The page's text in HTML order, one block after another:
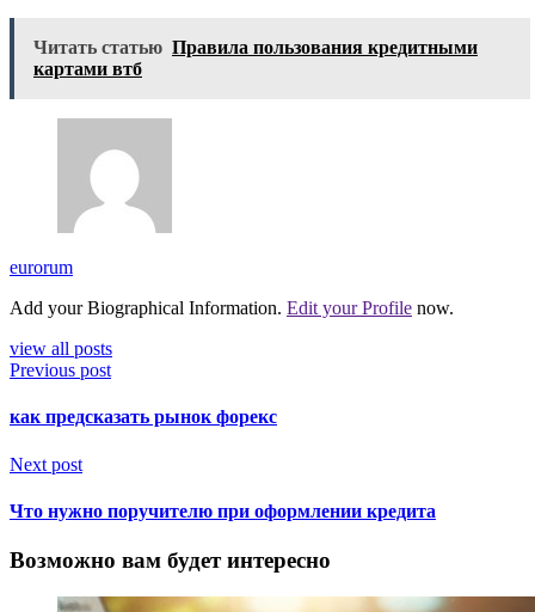
Читать статью Правила пользования кредитными
картами втб
eurorum
Add your Biographical Information. Edit your Profile now.
view all posts
Previous post
как предсказать рынок форекс
Next post
Что нужно поручителю при оформлении кредита
Возможно вам будет интересно